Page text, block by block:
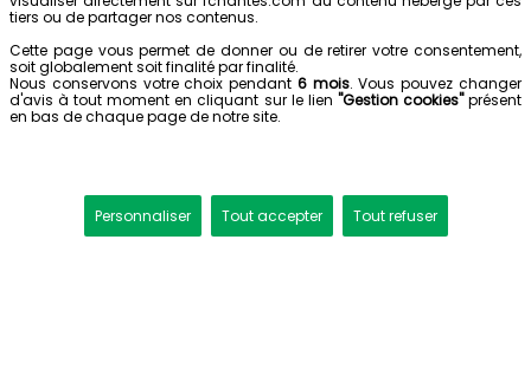
tiers ou de partager nos contenus.
Cette page vous permet de donner ou de retirer votre consentement,
soit globalement soit finalité par finalité.
Nous conservons votre choix pendant 6 mois. Vous pouvez changer
d'avis à tout moment en cliquant sur le lien "Gestion cookies"présent
en bas de chaque page de notre site.
Personnaliser Tout accepter Tout refuser